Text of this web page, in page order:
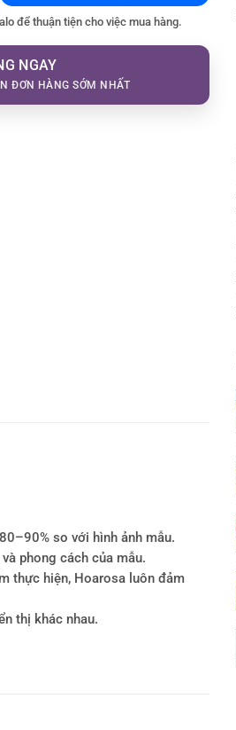
để thuận tiện cho việc mua hàng.
NGAY
ĐƠN HÀNG SỚM NHẤT
so với hình ảnh mẫu.
phong cách của mẫu.
thực hiện, Hoarosa luôn đảm
thị khác nhau.